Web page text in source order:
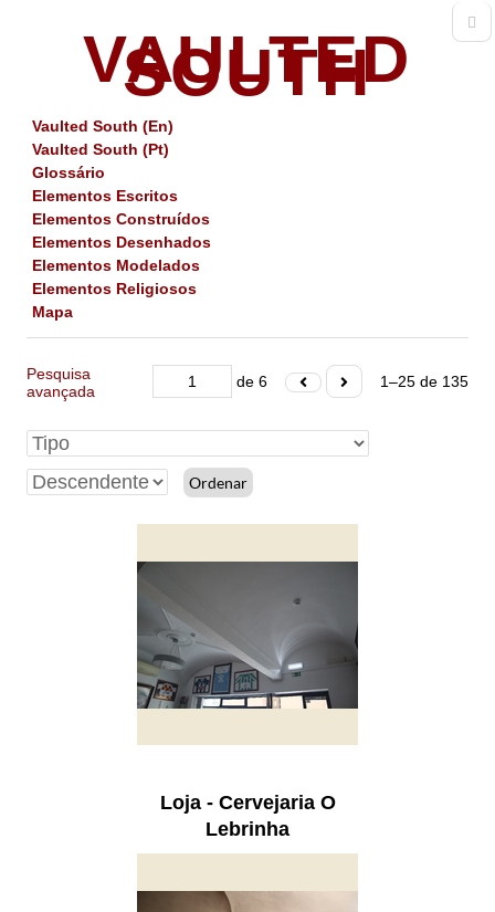
VAULTED
SOUTH
Vaulted South (En)
Vaulted South (Pt)
Glossário
Elementos Escritos
Elementos Construídos
Elementos Desenhados
Elementos Modelados
Elementos Religiosos
Mapa
de 6 1–25 de 135
Pesquisa
avançada
Ordenar
Loja - Cervejaria O
Lebrinha